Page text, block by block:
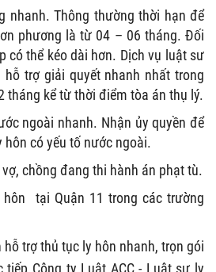
nhanh. Thông thường thời hạn để
phương là từ 04 – 06 tháng. Đối
có thể kéo dài hơn. Dịch vụ luật sư
hỗ trợ giải quyết nhanh nhất trong
tháng kể từ thời điểm tòa án thụ lý.
ngoài nhanh. Nhận ủy quyền để
có yếu tố nước ngoài.
chồng đang thi hành án phạt tù.
tại Quận 11 trong các trường
trợ thủ tục ly hôn nhanh, trọn gói
tiếp Công ty Luật ACC - Luật sư ly